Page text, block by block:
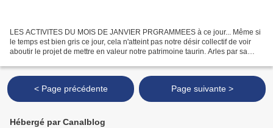
LES ACTIVITES DU MOIS DE JANVIER PRGRAMMEES à ce jour... Même si
le temps est bien gris ce jour, cela n'atteint pas notre désir collectif de voir
aboutir le projet de mettre en valeur notre patrimoine taurin. Arles par sa
< Page précédente Page suivante >
Hébergé par Canalblog